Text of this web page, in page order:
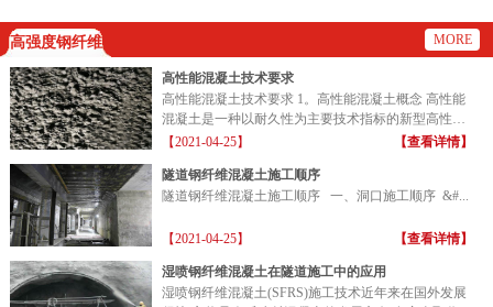
高强度钢纤维 MORE
高性能混凝土技术要求
高性能混凝土技术要求 1。高性能混凝土概念 高性能
混凝土是一种以耐久性为主要技术指标的新型高性能
混凝土...
【2021-04-25】 【查看详情】
隧道钢纤维混凝土施工顺序
隧道钢纤维混凝土施工顺序 一、洞口施工顺序 &#...
【2021-04-25】 【查看详情】
湿喷钢纤维混凝土在隧道施工中的应用
湿喷钢纤维混凝土(SFRS)施工技术近年来在国外发展